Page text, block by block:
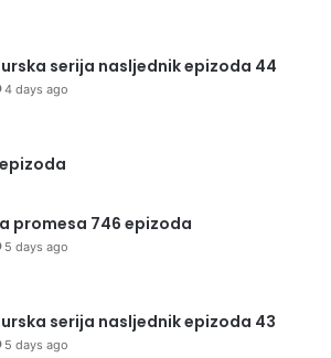
serija nasljednik epizoda 44
4 days ago
promesa 746 epizoda
5 days ago
serija nasljednik epizoda 43
5 days ago